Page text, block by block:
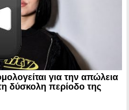
για την απώλεια
δύσκολη περίοδο της